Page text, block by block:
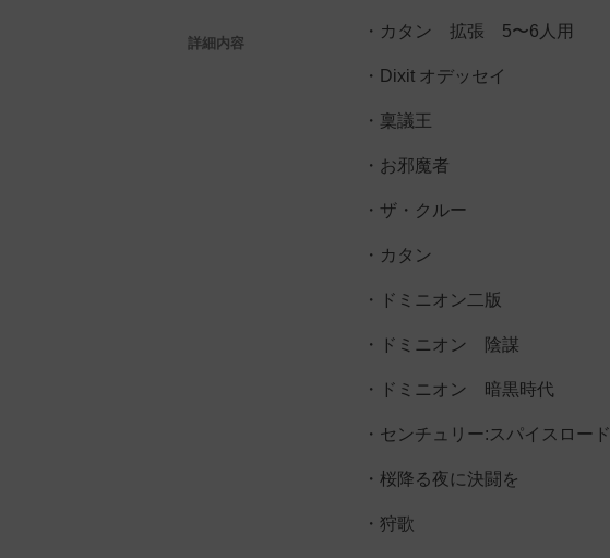
詳細内容
・カタン 拡張 5〜6人用
・Dixit オデッセイ
・稟議王
・お邪魔者
・ザ・クルー
・カタン
・ドミニオン二版
・ドミニオン 陰謀
・ドミニオン 暗黒時代
・センチュリー:スパイスロード
・桜降る夜に決闘を
・狩歌